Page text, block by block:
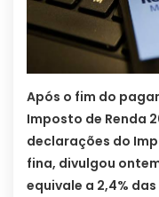
Após o fim do
Imposto de Renda
declarações do
fina, divulgou
equivale a 2,4%